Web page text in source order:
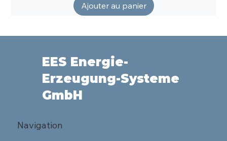
Ajouter au panier
EES Energie-
Erzeugung-Systeme
GmbH
Navigation